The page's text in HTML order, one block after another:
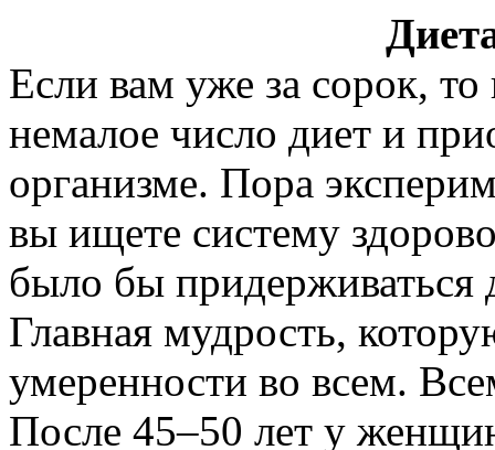
Если вам уже за сорок,
немалое число диет и
организме. Пора
вы ищете систему
было бы придерживаться
Главная мудрость,
умеренности во всем.
После 45–50 лет у